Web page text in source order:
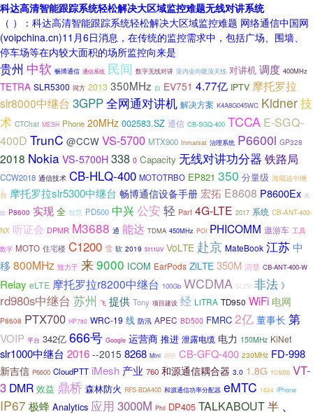
科达高清智能跟踪系统轻松解决大区域监控难题无线对讲系统
（ ）：科达高清智能跟踪系统轻松解决大区域监控难题 网络通信中国网
(voipchina.cn)11月6日消息，在传统的监控需求中，包括广场、围墙、
停车场等在内较大面积的场所监控向来是
贵州 中软 畅博通信 通信系统 民间 数字无线对讲 室内全向吸顶天线 对讲机 调度 400MHz
TETRA SLR5300 同方 2013 350MHz 自 EV751 4.77亿 IPTV 摩托罗拉
slr8000中继台 3GPP全网通对讲机 解决方案 K4A8G045WC Kidner技
术 CTChat MESH Phone 20MHz 002583.SZ 通信 CB-SGQ-400 TCCA E-SGQ-
400D TrunC @CCW VS-5700 MTX900 Inmarsat 治理系统 P6600i GP328
2018 Nokia VS-5700H 338 0 Capacity 无线对讲功分器 铁路局
CCW2018 通信技术 CB-HLQ-400 MOTOTRBO EP821 350 分量级 海能达中继
台 摩托罗拉slr5300中继台 畅博通信设备手册 宏拓 E8608 P8600Ex 无
线 P8600 实现 全 智慧 PD500 中兴公安 轻 Part 4G-LTE 2017 系统 CB-ANT-400-
NX 听证会 DPMR M3688 通 能达 TDMA 450MHz POI PHICOMM 遨游车 工具
数字 MOTO 住宅楼 C1200 雪 软 2019 5111UV VoLTE 赴京 MateBook 江苏中
移 800MHz 致力于 来9000 ICOM EarPods ZiLTE 350M 清楚 CB-ANT-400-W
Relay eLTE 摩托罗拉r8200中继台 100Gb WCDMA SL2M 非法 》
rd980s中继台 苏州 飞 提供 Tony 项目建设 经 LiTRA TD950 WiFi 电网
P8608 PTX700 HP780 WRC-19 线 防汛 APEC BD500 FMRC 2亿 董事长 第
VOIP 平台 342亿 666号 Google 运营商 推进 泄露电缆 电力 150MHz KiNet
slr1000中继台 2016 --2015 8268 Mini 调研 CB-GFQ-400 230MHz FD-998
新吉信 P6600 CloudPTT iMesh 产业 760 和源通信耦合器 3.0 1.8G TC500S VT-
3 DMR 效益 鼎桥 森林防火 RFS-BDA400 和源通信功率分配器 eMTC 1624 iPhone
IP67 极蜂 Analytics 应用 3000M Phil DP405 TALKABOUT半 、